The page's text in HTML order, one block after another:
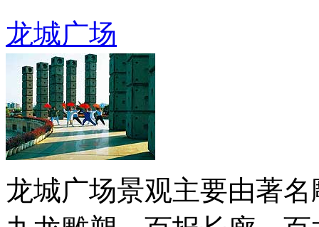
龙城广场
龙城广场景观主要由著